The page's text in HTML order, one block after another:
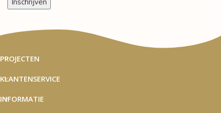
PROJECTEN
KLANTENSERVICE
INFORMATIE